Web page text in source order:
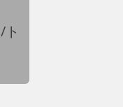
ト